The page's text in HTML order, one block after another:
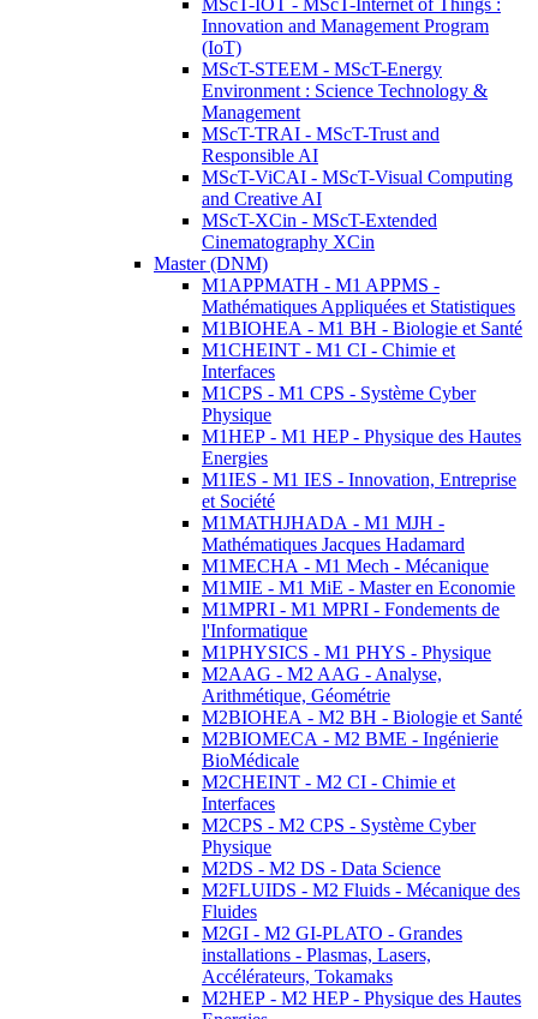
MScT-IOT - MScT-Internet of Things :
Innovation and Management Program
(IoT)
MScT-STEEM - MScT-Energy
Environment : Science Technology &
Management
MScT-TRAI - MScT-Trust and
Responsible AI
MScT-ViCAI - MScT-Visual Computing
and Creative AI
MScT-XCin - MScT-Extended
Cinematography XCin
Master (DNM)
M1APPMATH - M1 APPMS -
Mathématiques Appliquées et Statistiques
M1BIOHEA - M1 BH - Biologie et Santé
M1CHEINT - M1 CI - Chimie et
Interfaces
M1CPS - M1 CPS - Système Cyber
Physique
M1HEP - M1 HEP - Physique des Hautes
Energies
M1IES - M1 IES - Innovation, Entreprise
et Société
M1MATHJHADA - M1 MJH -
Mathématiques Jacques Hadamard
M1MECHA - M1 Mech - Mécanique
M1MIE - M1 MiE - Master en Economie
M1MPRI - M1 MPRI - Fondements de
l'Informatique
M1PHYSICS - M1 PHYS - Physique
M2AAG - M2 AAG - Analyse,
Arithmétique, Géométrie
M2BIOHEA - M2 BH - Biologie et Santé
M2BIOMECA - M2 BME - Ingénierie
BioMédicale
M2CHEINT - M2 CI - Chimie et
Interfaces
M2CPS - M2 CPS - Système Cyber
Physique
M2DS - M2 DS - Data Science
M2FLUIDS - M2 Fluids - Mécanique des
Fluides
M2GI - M2 GI-PLATO - Grandes
installations - Plasmas, Lasers,
Accélérateurs, Tokamaks
M2HEP - M2 HEP - Physique des Hautes